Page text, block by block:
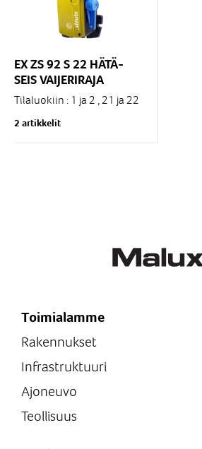
EX ZS 92 S 22 HÄTÄ-
SEIS VAIJERIRAJA
Tilaluokiin : 1 ja 2 , 21 ja 22
°C … +65 °C (Optio)
Runko...
2 artikkelit
Toimialamme
Rakennukset
Infrastruktuuri
Ajoneuvo
Teollisuus